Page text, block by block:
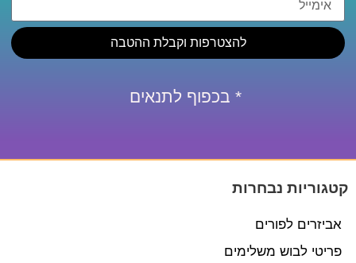
להצטרפות וקבלת ההטבה
* בכפוף לתנאים
קטגוריות נבחרות
אביזרים לפורים
פריטי לבוש משלימים